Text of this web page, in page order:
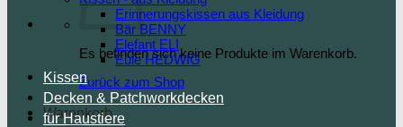
Es befinden sich keine Produkte im Warenkorb.
Zurück zum Shop
Warenkorb
Erinnerungskissen aus Kleidung
Bär BENNY
Elefant ELI
Eule HEDWIG
Kissen
Decken & Patchworkdecken
für Haustiere